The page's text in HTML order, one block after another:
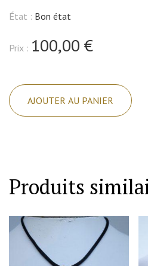
État : Bon état
Prix : 100,00 €
de
Broche,
strass
1970-
AJOUTER AU PANIER
Produits